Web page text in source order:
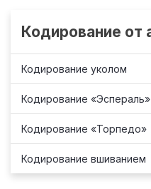
Кодирование от
Кодирование уколом
Кодирование «Эспераль»
Кодирование «Торпедо»
Кодирование вшиванием